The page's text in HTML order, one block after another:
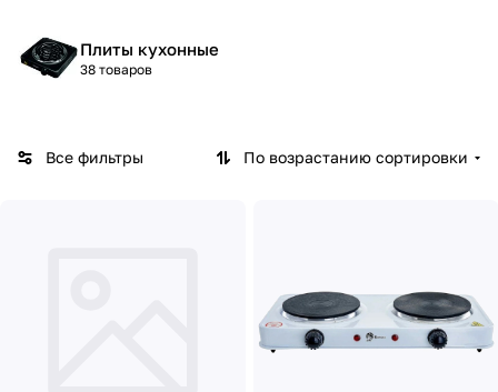
Плиты кухонные
38 товаров
Все фильтры По возрастанию сортировки